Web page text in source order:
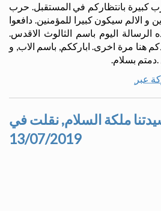
كبيرة بانتظاركم في المستقبل. حرب
و الالم سيكون كبيرا للمؤمنين. دافعوا
الرسالة اليوم باسم الثالوث الاقدس.
هنا مرة اخرى. ابارككم, باسم الاب, و
.دمتم بسلام.
سيدتنا ملكة السلام, نقلت في
13/07/2019